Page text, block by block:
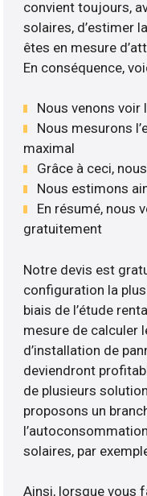
convient toujours,
solaires, d’estimer
êtes en mesure
En conséquence,
Nous venons voir
Nous mesurons
maximal
Grâce à ceci,
Nous estimons
En résumé, nous
gratuitement
Notre devis est
configuration la
biais de l’étude
mesure de calculer
d’installation de
deviendront
de plusieurs
proposons un
solaires, par
Ainsi, lorsque vous